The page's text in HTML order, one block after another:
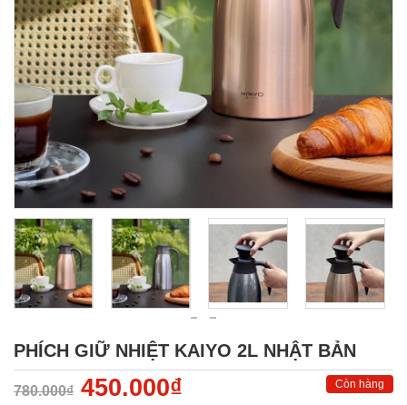
PHÍCH GIỮ NHIỆT KAIYO 2L NHẬT BẢN
780.000₫ 450.000₫ Còn hàng